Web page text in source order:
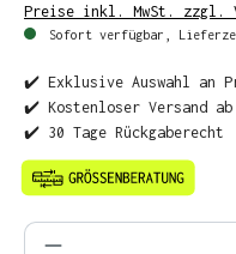
Preise inkl. MwSt. zzgl.
Sofort verfügbar,
✔️ Exklusive Auswahl an
✔️ Kostenloser Versand ab
✔️ 30 Tage Rückgaberecht
Produkt Anzahl: